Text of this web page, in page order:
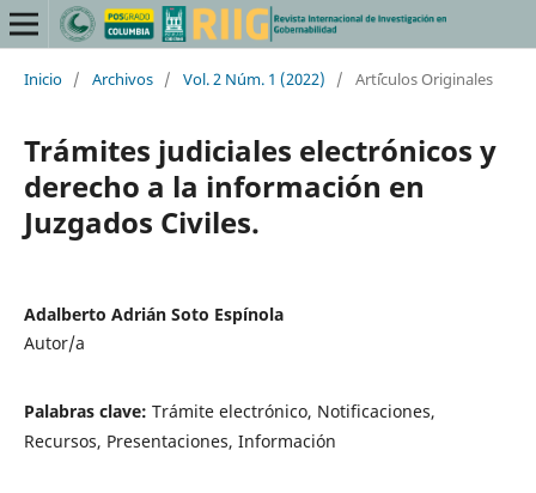
Inicio / Archivos / Vol. 2 Núm. 1 (2022) / Art´ículos Originales
Trámites judiciales electrónicos y
derecho a la información en
Juzgados Civiles.
Adalberto Adrián Soto Espínola
Autor/a
Palabras clave: Trámite electrónico, Notificaciones,
Recursos, Presentaciones, Información